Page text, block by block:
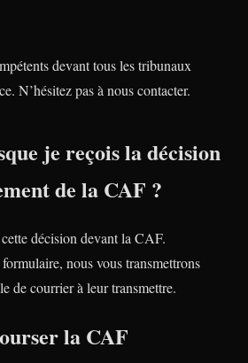
devant tous les tribunaux
N’hésitez pas à nous contacter.
je reçois la décision
de la CAF ?
décision devant la CAF.
nous vous transmettrons
de courrier à leur transmettre.
la CAF